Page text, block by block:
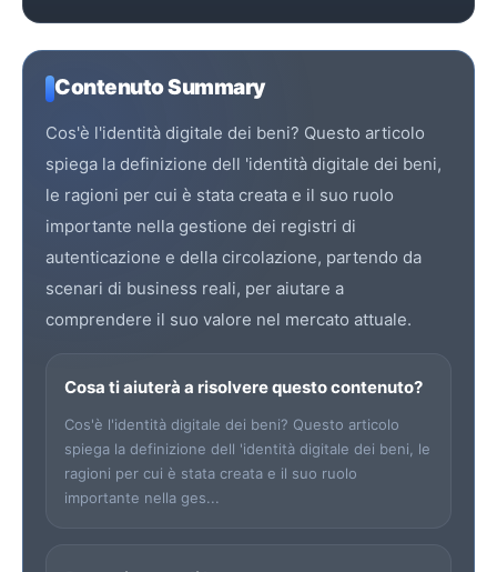
Contenuto Summary
Cos'è l'identità digitale dei beni? Questo articolo
spiega la definizione dell 'identità digitale dei beni,
le ragioni per cui è stata creata e il suo ruolo
importante nella gestione dei registri di
autenticazione e della circolazione, partendo da
scenari di business reali, per aiutare a
comprendere il suo valore nel mercato attuale.
Cosa ti aiuterà a risolvere questo contenuto?
Cos'è l'identità digitale dei beni? Questo articolo
spiega la definizione dell 'identità digitale dei beni, le
ragioni per cui è stata creata e il suo ruolo
importante nella ges...